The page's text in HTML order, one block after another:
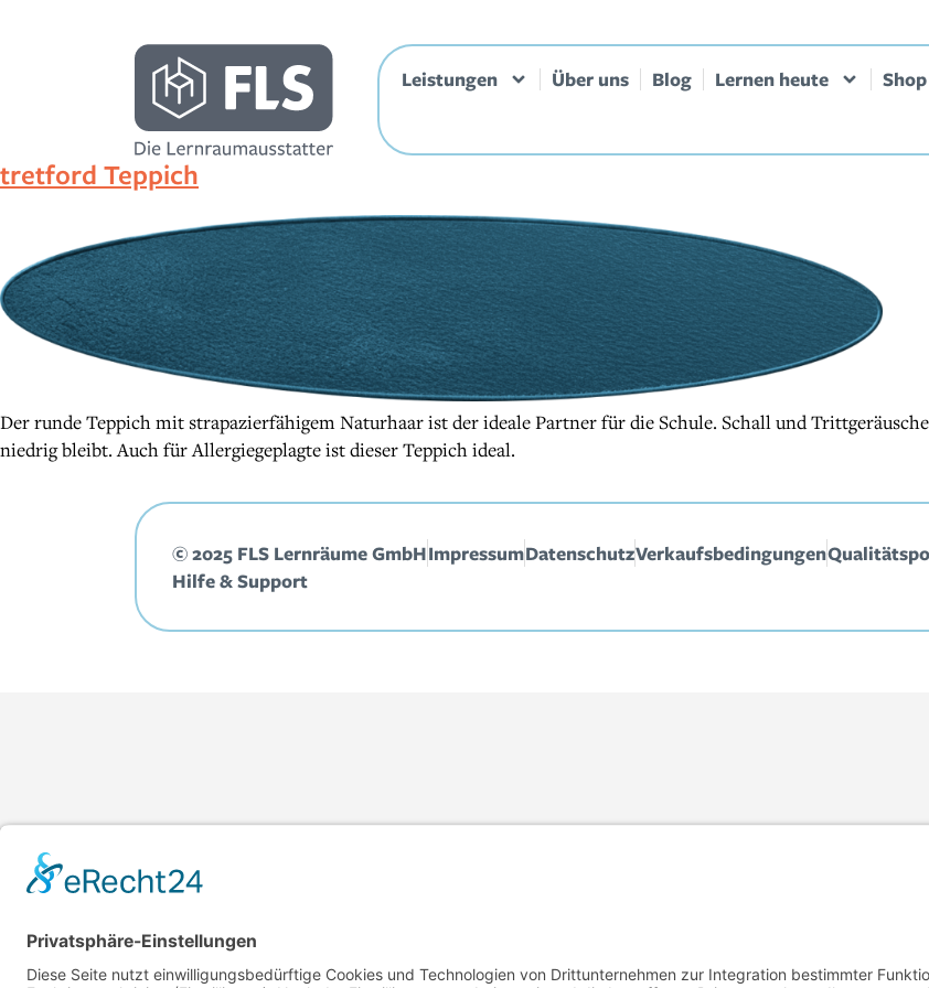
Leistungen
Über uns Blog Lernen heute Shop
tretford Teppich
Der runde Teppich mit strapazierfähigem Naturhaar ist der ideale Partner für die Schule. Schall und
niedrig bleibt. Auch für Allergiegeplagte ist dieser Teppich ideal.
© 2025 FLS Lernräume GmbHImpressumDatenschutzVerkaufsbedingungen
Hilfe & Support